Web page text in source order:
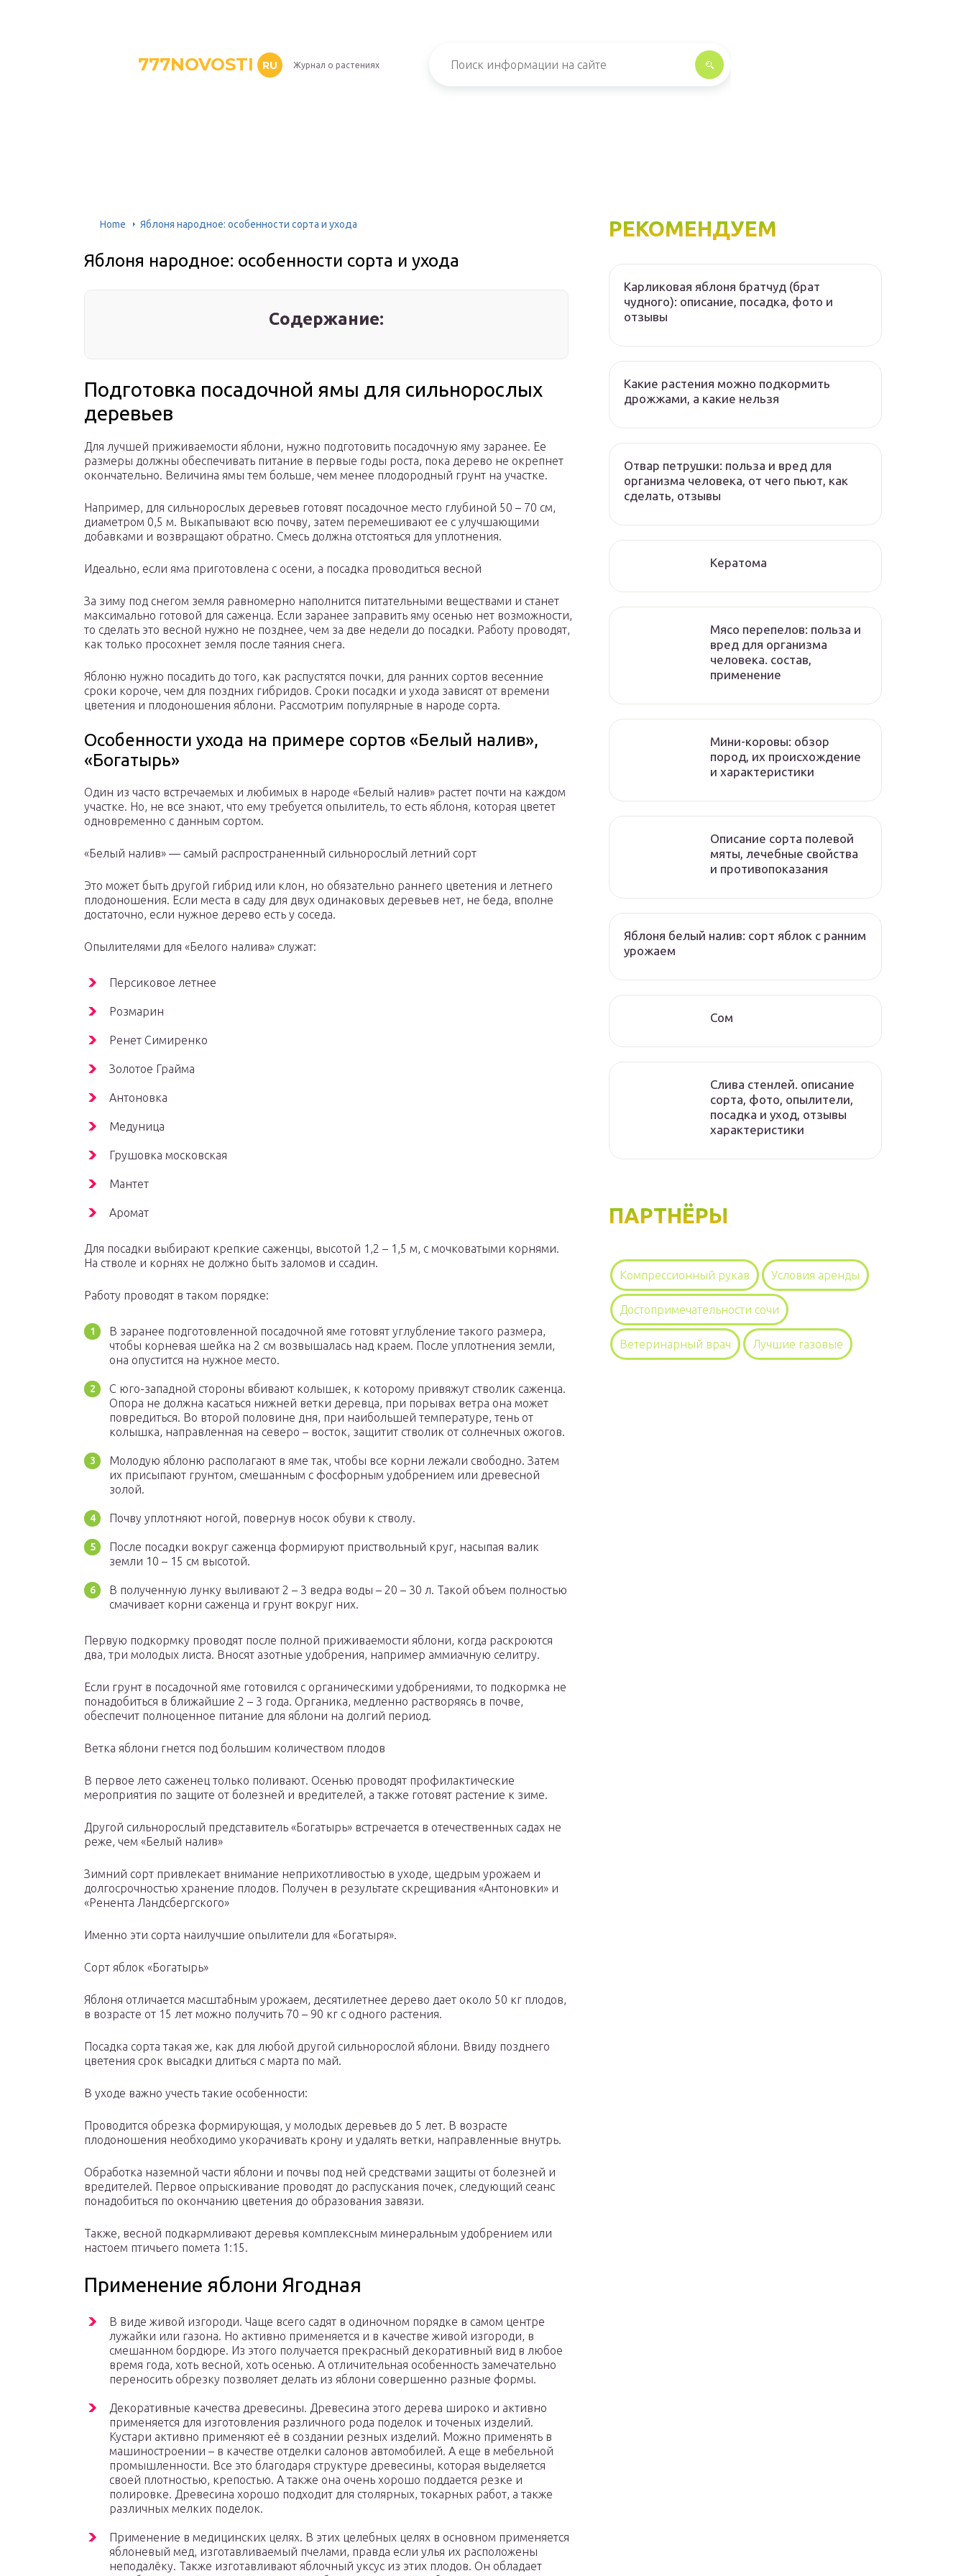
777NOVOSTI RU Журнал о растениях
Home Яблоня народное: особенности сорта и ухода
Яблоня народное: особенности сорта и ухода
Содержание:
Подготовка посадочной ямы для сильнорослых
деревьев
Для лучшей приживаемости яблони, нужно подготовить посадочную яму заранее. Ее
размеры должны обеспечивать питание в первые годы роста, пока дерево не окрепнет
окончательно. Величина ямы тем больше, чем менее плодородный грунт на участке.
Например, для сильнорослых деревьев готовят посадочное место глубиной 50 – 70 см,
диаметром 0,5 м. Выкапывают всю почву, затем перемешивают ее с улучшающими
добавками и возвращают обратно. Смесь должна отстояться для уплотнения.
Идеально, если яма приготовлена с осени, а посадка проводиться весной
За зиму под снегом земля равномерно наполнится питательными веществами и станет
максимально готовой для саженца. Если заранее заправить яму осенью нет возможности,
то сделать это весной нужно не позднее, чем за две недели до посадки. Работу проводят,
как только просохнет земля после таяния снега.
Яблоню нужно посадить до того, как распустятся почки, для ранних сортов весенние
сроки короче, чем для поздних гибридов. Сроки посадки и ухода зависят от времени
цветения и плодоношения яблони. Рассмотрим популярные в народе сорта.
Особенности ухода на примере сортов «Белый налив»,
«Богатырь»
Один из часто встречаемых и любимых в народе «Белый налив» растет почти на каждом
участке. Но, не все знают, что ему требуется опылитель, то есть яблоня, которая цветет
одновременно с данным сортом.
«Белый налив» — самый распространенный сильнорослый летний сорт
Это может быть другой гибрид или клон, но обязательно раннего цветения и летнего
плодоношения. Если места в саду для двух одинаковых деревьев нет, не беда, вполне
достаточно, если нужное дерево есть у соседа.
Опылителями для «Белого налива» служат:
Персиковое летнее
Розмарин
Ренет Симиренко
Золотое Грайма
Антоновка
Медуница
Грушовка московская
Мантет
Аромат
Для посадки выбирают крепкие саженцы, высотой 1,2 – 1,5 м, с мочковатыми корнями.
На стволе и корнях не должно быть заломов и ссадин.
Работу проводят в таком порядке:
В заранее подготовленной посадочной яме готовят углубление такого размера,
чтобы корневая шейка на 2 см возвышалась над краем. После уплотнения земли,
она опустится на нужное место.
С юго-западной стороны вбивают колышек, к которому привяжут стволик саженца.
Опора не должна касаться нижней ветки деревца, при порывах ветра она может
повредиться. Во второй половине дня, при наибольшей температуре, тень от
колышка, направленная на северо – восток, защитит стволик от солнечных ожогов.
Молодую яблоню располагают в яме так, чтобы все корни лежали свободно. Затем
их присыпают грунтом, смешанным с фосфорным удобрением или древесной
золой.
Почву уплотняют ногой, повернув носок обуви к стволу.
После посадки вокруг саженца формируют приствольный круг, насыпая валик
земли 10 – 15 см высотой.
В полученную лунку выливают 2 – 3 ведра воды – 20 – 30 л. Такой объем полностью
смачивает корни саженца и грунт вокруг них.
Первую подкормку проводят после полной приживаемости яблони, когда раскроются
два, три молодых листа. Вносят азотные удобрения, например аммиачную селитру.
Если грунт в посадочной яме готовился с органическими удобрениями, то подкормка не
понадобиться в ближайшие 2 – 3 года. Органика, медленно растворяясь в почве,
обеспечит полноценное питание для яблони на долгий период.
Ветка яблони гнется под большим количеством плодов
В первое лето саженец только поливают. Осенью проводят профилактические
мероприятия по защите от болезней и вредителей, а также готовят растение к зиме.
Другой сильнорослый представитель «Богатырь» встречается в отечественных садах не
реже, чем «Белый налив»
Зимний сорт привлекает внимание неприхотливостью в уходе, щедрым урожаем и
долгосрочностью хранение плодов. Получен в результате скрещивания «Антоновки» и
«Ренента Ландсбергского»
Именно эти сорта наилучшие опылители для «Богатыря».
Сорт яблок «Богатырь»
Яблоня отличается масштабным урожаем, десятилетнее дерево дает около 50 кг плодов,
в возрасте от 15 лет можно получить 70 – 90 кг с одного растения.
Посадка сорта такая же, как для любой другой сильнорослой яблони. Ввиду позднего
цветения срок высадки длиться с марта по май.
В уходе важно учесть такие особенности:
Проводится обрезка формирующая, у молодых деревьев до 5 лет. В возрасте
плодоношения необходимо укорачивать крону и удалять ветки, направленные внутрь.
Обработка наземной части яблони и почвы под ней средствами защиты от болезней и
вредителей. Первое опрыскивание проводят до распускания почек, следующий сеанс
понадобиться по окончанию цветения до образования завязи.
Также, весной подкармливают деревья комплексным минеральным удобрением или
настоем птичьего помета 1:15.
Применение яблони Ягодная
В виде живой изгороди. Чаще всего садят в одиночном порядке в самом центре
лужайки или газона. Но активно применяется и в качестве живой изгороди, в
смешанном бордюре. Из этого получается прекрасный декоративный вид в любое
время года, хоть весной, хоть осенью. А отличительная особенность замечательно
переносить обрезку позволяет делать из яблони совершенно разные формы.
Декоративные качества древесины. Древесина этого дерева широко и активно
применяется для изготовления различного рода поделок и точеных изделий.
Кустари активно применяют её в создании резных изделий. Можно применять в
машиностроении – в качестве отделки салонов автомобилей. А еще в мебельной
промышленности. Все это благодаря структуре древесины, которая выделяется
своей плотностью, крепостью. А также она очень хорошо поддается резке и
полировке. Древесина хорошо подходит для столярных, токарных работ, а также
различных мелких поделок.
Применение в медицинских целях. В этих целебных целях в основном применяется
яблоневый мед, изготавливаемый пчелами, правда если улья их расположены
неподалёку. Также изготавливают яблочный уксус из этих плодов. Он обладает
РЕКОМЕНДУЕМ
Карликовая яблоня братчуд (брат
чудного): описание, посадка, фото и
отзывы
Какие растения можно подкормить
дрожжами, а какие нельзя
Отвар петрушки: польза и вред для
организма человека, от чего пьют, как
сделать, отзывы
Кератома
Мясо перепелов: польза и
вред для организма
человека. состав,
применение
Мини-коровы: обзор
пород, их происхождение
и характеристики
Описание сорта полевой
мяты, лечебные свойства
и противопоказания
Яблоня белый налив: сорт яблок с ранним
урожаем
Сом
Слива стенлей. описание
сорта, фото, опылители,
посадка и уход, отзывы
характеристики
ПАРТНЁРЫ
Компрессионный рукав Условия аренды
Достопримечательности сочи
Ветеринарный врач Лучшие газовые